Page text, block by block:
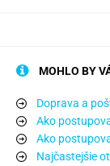
MOHLO BY
Doprava a
Ako
Ako
Najčastejšie